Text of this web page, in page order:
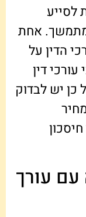
לסייע
מתמשך. אחת
הדין על
דין
כן יש לבדוק
עורך